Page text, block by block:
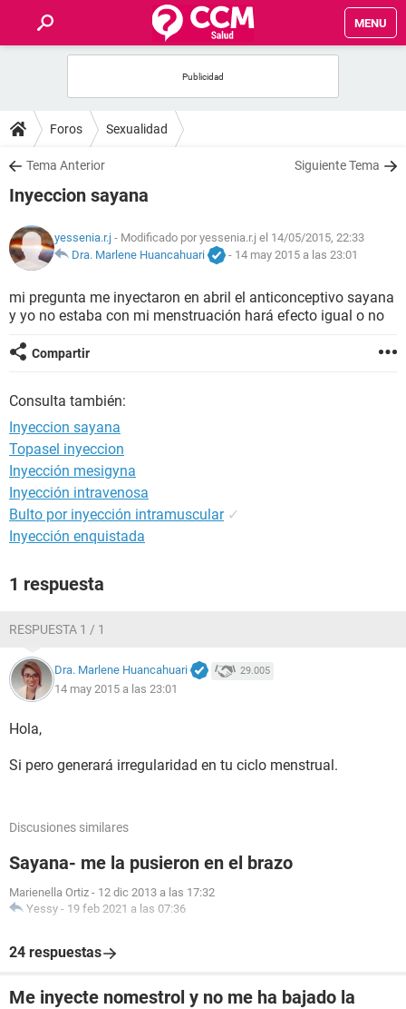
MENU
FOROS
SALUD
FAMILIA
NUTRICIÓN
BIENESTAR
SEXUALIDAD
GLOSARIO
Foros Sexualidad
Tema Anterior Siguiente Tema
Inyeccion sayana
yessenia.r.j - Modificado por yessenia.r.j el 14/05/2015, 22:33
Dra. Marlene Huancahuari
- 14 may 2015 a las 23:01
mi pregunta me inyectaron en abril el anticonceptivo sayana
y yo no estaba con mi menstruación hará efecto igual o no
Compartir
Consulta también:
Inyeccion sayana
Topasel inyeccion
Inyección mesigyna
Inyección intravenosa
Bulto por inyección intramuscular ✓
Inyección enquistada
1 respuesta
RESPUESTA 1 / 1
Dra. Marlene Huancahuari 29.005
14 may 2015 a las 23:01
Hola,
Si pero generará irregularidad en tu ciclo menstrual.
Discusiones similares
Sayana- me la pusieron en el brazo
Marienella Ortiz - 12 dic 2013 a las 17:32
Yessy - 19 feb 2021 a las 07:36
24 respuestas
Me inyecte nomestrol y no me ha bajado la